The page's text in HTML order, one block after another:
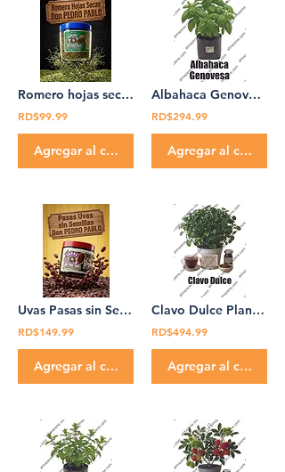
Romero hojas secas 140 g Don Pedro Pablo
RD$99.99
Agregar al carrito
Albahaca Genovesa Planta Medicinal Don Pedro Pablo
RD$294.99
Agregar al carrito
Uvas Pasas sin Semilas Don Pedro Pablo 12 oz
RD$149.99
Agregar al carrito
Clavo Dulce Planta Medicinal Don Pedro Pablo
RD$494.99
Agregar al carrito